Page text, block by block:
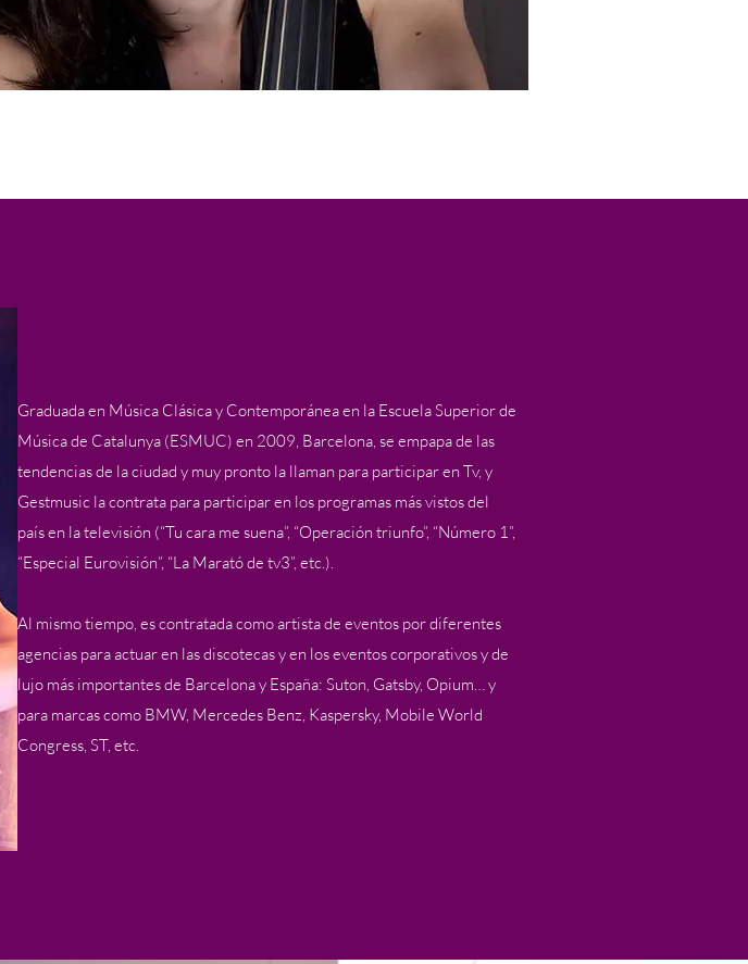
Graduada en Música Clásica y Contemporánea en la Escuela Superior de
Música de Catalunya (ESMUC) en 2009, Barcelona, ​​se empapa de las
tendencias de la ciudad y muy pronto la llaman para participar en Tv, y
Gestmusic la contrata para participar en los programas más vistos del
país en la televisión (“Tu cara me suena”, “Operación triunfo”, “Número 1”,
“Especial Eurovisión”, “La Marató de tv3”, etc.).
Al mismo tiempo, es contratada como artista de eventos por diferentes
agencias para actuar en las discotecas y en los eventos corporativos y de
lujo más importantes de Barcelona y España: Suton, Gatsby, Opium… y
para marcas como BMW, Mercedes Benz, Kaspersky, Mobile World
Congress, ST, etc.